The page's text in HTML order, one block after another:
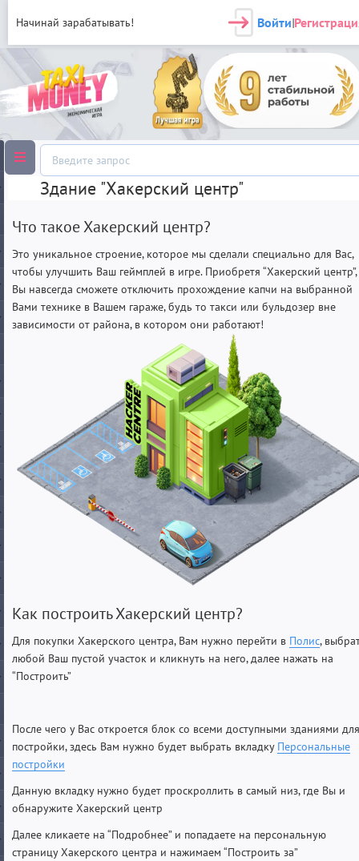
Начинай зарабатывать! Войти|
Здание "Хакерский центр"
Что такое Хакерский центр?
Это уникальное строение, которое мы сделали специально для Вас,
чтобы улучшить Ваш геймплей в игре. Приобретя “Хакерский центр”,
Вы навсегда сможете отключить прохождение капчи на выбранной
Вами технике в Вашем гараже, будь то такси или бульдозер вне
зависимости от района, в котором они работают!
Как построить Хакерский центр?
Для покупки Хакерского центра, Вам нужно перейти в Полис,
любой Ваш пустой участок и кликнуть на него, далее нажать на
“Построить”
После чего у Вас откроется блок со всеми доступными зданиями для
постройки, здесь Вам нужно будет выбрать вкладку Персональные
постройки
Данную вкладку нужно будет проскроллить в самый низ, где Вы и
обнаружите Хакерский центр
Далее кликаете на “Подробнее” и попадаете на персональную
страницу Хакерского центра и нажимаем “Построить за”